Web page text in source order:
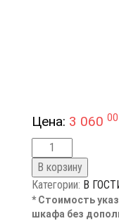
Цена: 3 06000
В корзину
Категории: В
* Стоимость
шкафа без